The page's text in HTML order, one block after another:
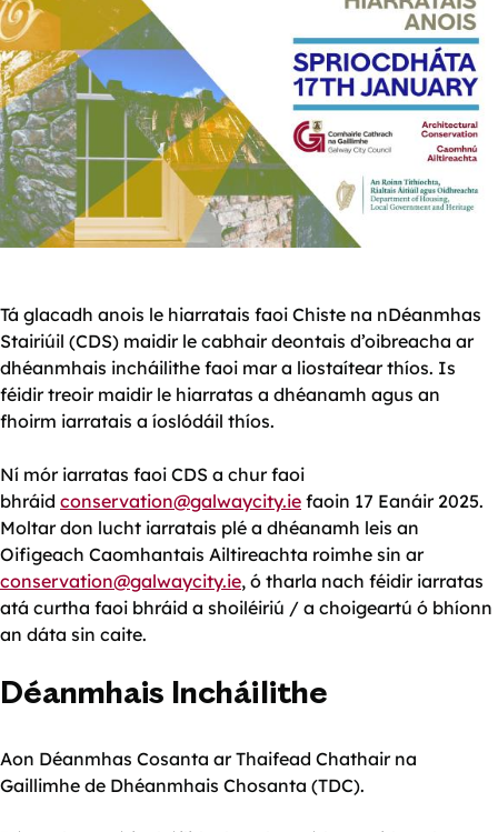
Tá glacadh anois le hiarratais faoi Chiste na nDéanmhas
Stairiúil (CDS) maidir le cabhair deontais d’oibreacha ar
dhéanmhais incháilithe faoi mar a liostaítear thíos. Is
féidir treoir maidir le hiarratas a dhéanamh agus an
fhoirm iarratais a íoslódáil thíos.
Ní mór iarratas faoi CDS a chur faoi
bhráid conservation@galwaycity.ie faoin 17 Eanáir 2025.
Moltar don lucht iarratais plé a dhéanamh leis an
Oifigeach Caomhantais Ailtireachta roimhe sin ar
conservation@galwaycity.ie, ó tharla nach féidir iarratas
atá curtha faoi bhráid a shoiléiriú / a choigeartú ó bhíonn
an dáta sin caite.
Déanmhais Incháilithe
Aon Déanmhas Cosanta ar Thaifead Chathair na
Gaillimhe de Dhéanmhais Chosanta (TDC).